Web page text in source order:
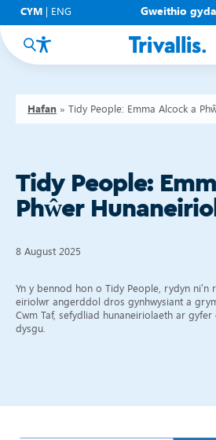
CYM ENG Gweithio
Hafan » Tidy People: Emma Alcock a
Tidy People:
Phŵer
8 August 2025
Yn y bennod hon o Tidy People, rydyn ni’n
eiriolwr angerddol dros gynhwysiant a
Cwm Taf, sefydliad hunaneiriolaeth ar gyfer
dysgu.